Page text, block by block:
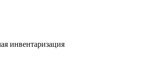
инвентаризация